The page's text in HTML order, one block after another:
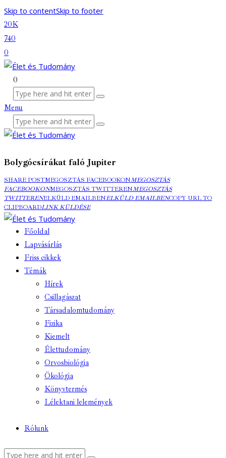
Skip to contentSkip to footer
20K
740
0
0
Menu
Bolygócsírákat faló Jupiter
SHARE POSTMEGOSZTÁS FACEBOOKONMEGOSZTÁS
FACEBOOKONMEGOSZTÁS TWITTERENMEGOSZTÁS
TWITTERENELKÜLD EMAILBENELKÜLD EMAILBENCOPY URL TO
CLIPBOARDLINK KÜLDÉSE
Főoldal
Lapvásárlás
Friss cikkek
Témák
Hírek
Csillagászat
Társadalomtudomány
Fizika
Kiemelt
Élettudomány
Orvosbiológia
Ökológia
Könyvtermés
Lélektani lelemények
Rólunk